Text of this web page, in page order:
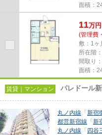
面積：
11万円
(管理費
敷：1ヶ
所在階
間取り
面積：
賃貸｜マンション パレドール
丸ノ内線 「 新宿
都営新宿線 「 新
丸ノ内線 「 四谷